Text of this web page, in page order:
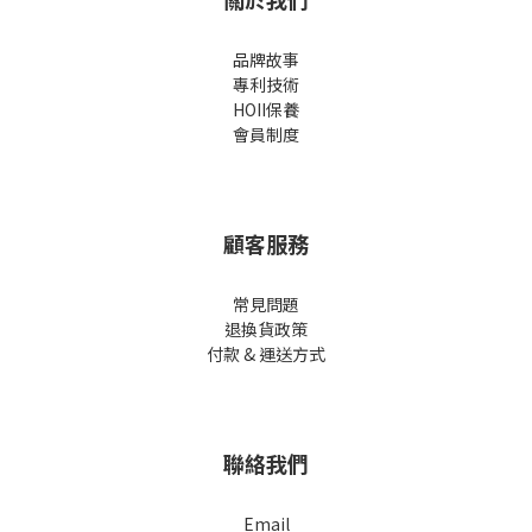
品牌故事
專利技術
HOII保養
會員制度
顧客服務
常見問題
退換貨政策
付款 & 運送方式
聯絡我們
Email